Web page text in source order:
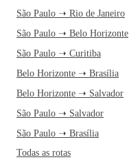
São Paulo ➝ Rio de Janeiro
São Paulo ➝ Belo Horizonte
São Paulo ➝ Curitiba
Belo Horizonte ➝ Brasília
Belo Horizonte ➝ Salvador
São Paulo ➝ Salvador
São Paulo ➝ Brasília
Todas as rotas